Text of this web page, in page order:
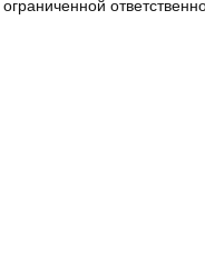
ограниченной